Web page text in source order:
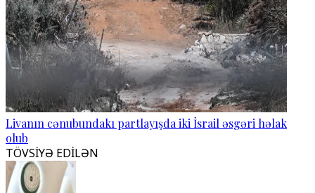
Livanın cənubundakı partlayışda iki İsrail əsgəri həlak
olub
TÖVSİYƏ EDİLƏN